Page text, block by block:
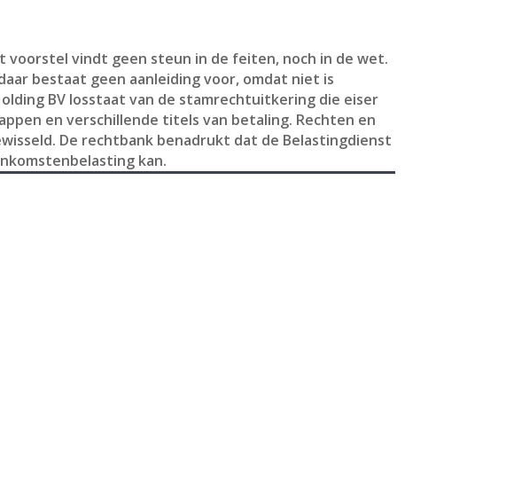
vindt geen steun in de feiten, noch in de wet.
bestaat geen aanleiding voor, omdat niet is
BV losstaat van de stamrechtuitkering die eiser
en verschillende titels van betaling. Rechten en
De rechtbank benadrukt dat de Belastingdienst
kan.